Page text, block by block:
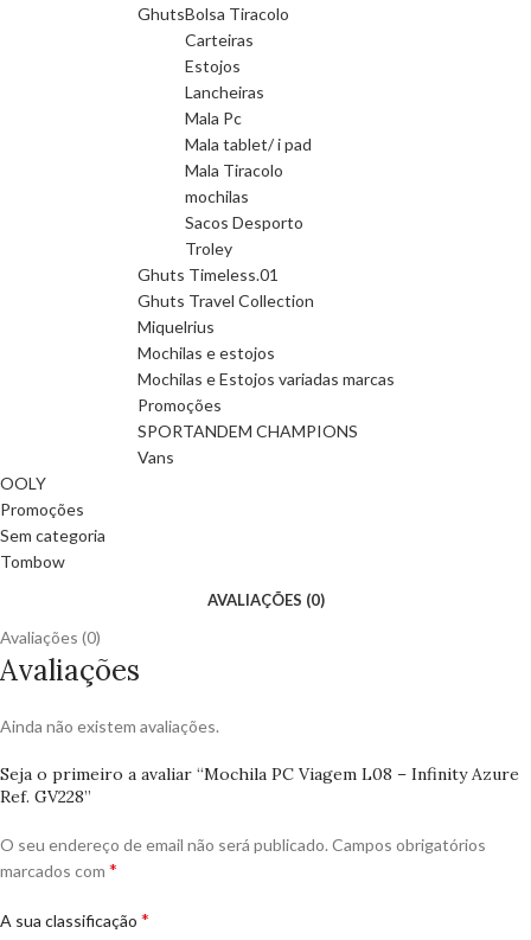
GhutsBolsa Tiracolo
Carteiras
Estojos
Lancheiras
Mala Pc
Mala tablet/ i pad
Mala Tiracolo
mochilas
Sacos Desporto
Troley
Ghuts Timeless.01
Ghuts Travel Collection
Miquelrius
Mochilas e estojos
Mochilas e Estojos variadas marcas
Promoções
SPORTANDEM CHAMPIONS
Vans
OOLY
Promoções
Sem categoria
Tombow
AVALIAÇÕES (0)
Avaliações (0)
Avaliações
Ainda não existem avaliações.
Seja o primeiro a avaliar “Mochila PC Viagem L08 – Infinity Azure
Ref. GV228”
O seu endereço de email não será publicado. Campos obrigatórios
marcados com *
A sua classificação *